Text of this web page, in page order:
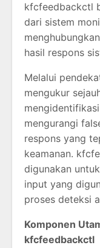
kfcfeedbackctl
dari sistem
hasil respons
Melalui
mengukur
mengurangi
respons yang
keamanan.
digunakan
input yang
proses deteksi
Komponen
kfcfeedbackctl